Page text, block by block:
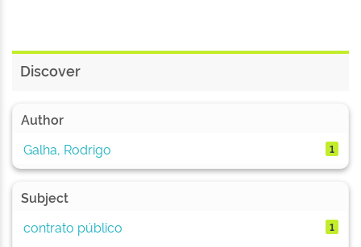
Discover
Author
Galha, Rodrigo
1
Subject
contrato público
1